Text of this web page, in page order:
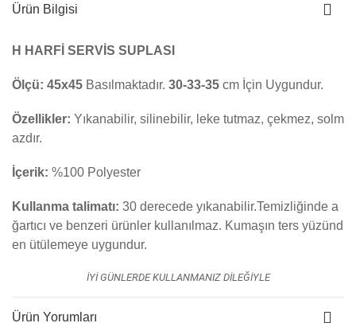
Ürün Bilgisi
H HARFİ SERVİS SUPLASI
Ölçü: 45x45 Basılmaktadır. 30-33-35 cm İçin Uygundur.
Özellikler: Yıkanabilir, silinebilir, leke tutmaz, çekmez, solm
azdır.
İçerik: %100 Polyester
Kullanma talimatı: 30 derecede yıkanabilir.Temizliğinde a
ğartıcı ve benzeri ürünler kullanılmaz. Kumaşın ters yüzünd
en ütülemeye uygundur.
İYİ GÜNLERDE KULLANMANIZ DİLEĞİYLE
Ürün Yorumları